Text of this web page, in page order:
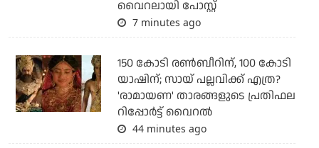
വൈറലായി പോസ്റ്റ്
7 minutes ago
150 കോടി രൺബീറിന്, 100 കോടി
യാഷിന്; സായ് പല്ലവിക്ക് എത്ര?
'രാമായണ' താരങ്ങളുടെ പ്രതിഫല
റിപ്പോർട്ട് വൈറൽ
44 minutes ago